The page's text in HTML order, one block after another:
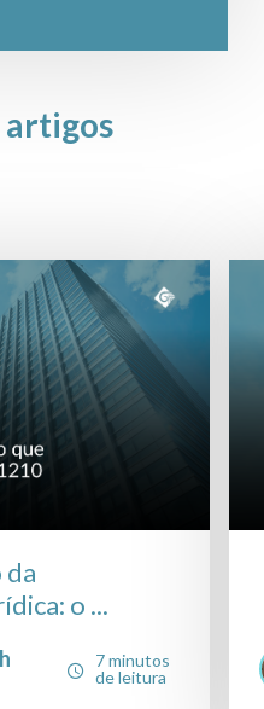
artigos
da
o ...
7 minutos
de leitura